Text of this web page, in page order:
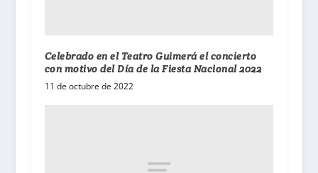
Celebrado en el Teatro Guimerá el concierto
con motivo del Día de la Fiesta Nacional 2022
11 de octubre de 2022